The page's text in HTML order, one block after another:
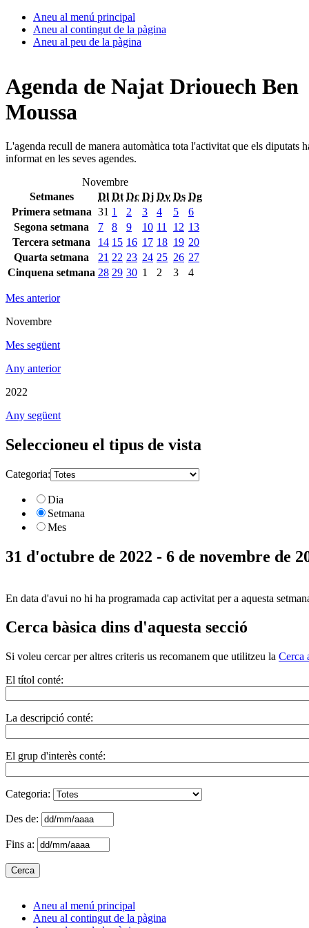
Aneu al menú principal
Aneu al contingut de la pàgina
Aneu al peu de la pàgina
Agenda de Najat Driouech Ben
Moussa
L'agenda recull de manera automàtica tota l'activitat que els diputats
informat en les seves agendes.
Novembre
Setmanes
Dl Dt Dc Dj Dv Ds Dg
Primera setmana 31 1 2 3 4 5
6
Segona setmana
7 8 9 10 11 12 13
Tercera setmana
14 15 16 17 18 19 20
Quarta setmana
21 22 23 24 25 26 27
Cinquena setmana 28 29 30 1 2 3 4
Mes anterior
Novembre
Mes següent
Any anterior
2022
Any següent
Seleccioneu el tipus de vista
Categoria:
Dia
Setmana
Mes
31 d'octubre de 2022 - 6 de novembre de
En data d'avui no hi ha programada cap activitat per a aquesta
Cerca bàsica dins d'aquesta secció
Si voleu cercar per altres criteris us recomanem que utilitzeu la Cerca
El títol conté:
La descripció conté:
El grup d'interès conté:
Categoria:
Des de:
Fins a:
Aneu al menú principal
Aneu al contingut de la pàgina